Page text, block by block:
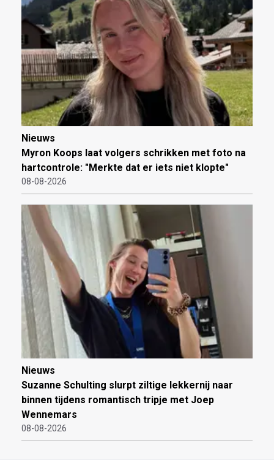
Nieuws
Myron Koops laat volgers schrikken met foto na
hartcontrole: "Merkte dat er iets niet klopte"
08-08-2026
Nieuws
Suzanne Schulting slurpt ziltige lekkernij naar
binnen tijdens romantisch tripje met Joep
Wennemars
08-08-2026